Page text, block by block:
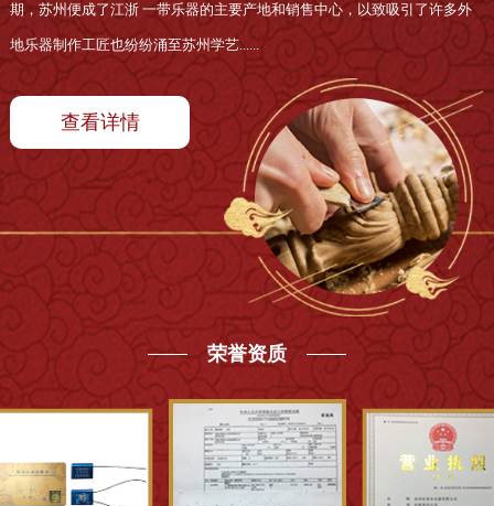
期，苏州便成了江浙 一带乐器的主要产地和销售中心，以致吸引了许多外
地乐器制作工匠也纷纷涌至苏州学艺......
查看详情
荣誉资质